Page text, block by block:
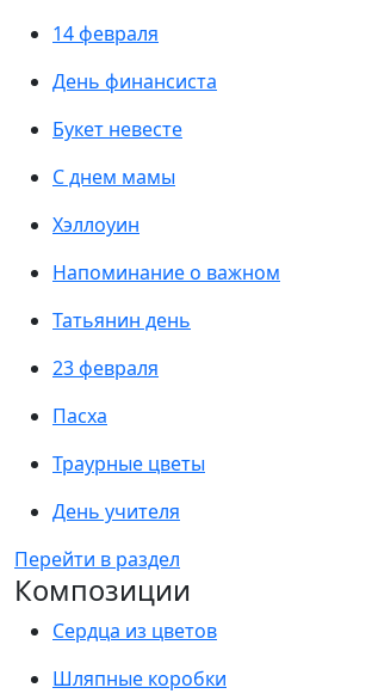
14 февраля
День финансиста
Букет невесте
С днем мамы
Хэллоуин
Напоминание о важном
Татьянин день
23 февраля
Пасха
Траурные цветы
День учителя
Перейти в раздел
Композиции
Сердца из цветов
Шляпные коробки